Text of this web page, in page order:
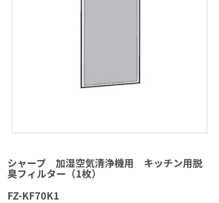
シャープ 加湿空気清浄機用 キッチン用脱
臭フィルター（1枚）
FZ-KF70K1
メ
ー
ジ
ャ